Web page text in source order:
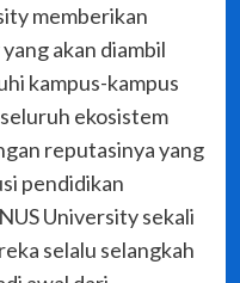
memberikan
akan diambil
kampus-kampus
ekosistem
reputasinya yang
pendidikan
University sekali
selalu selangkah